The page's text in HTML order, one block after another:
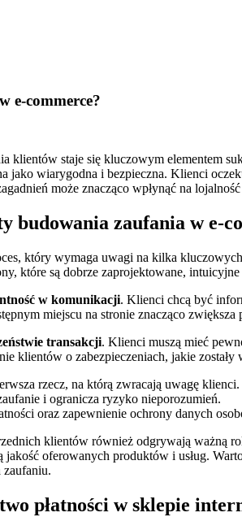
e-commerce?
klientów staje się kluczowym elementem
jako wiarygodna i bezpieczna. Klienci
może znacząco wpłynąć na
budowania zaufania w e-
który wymaga uwagi na kilka
które są dobrze zaprojektowane,
w komunikacji. Klienci chcą być
miejscu na stronie znacząco
transakcji. Klienci muszą mieć
klientów o zabezpieczeniach, jakie
rzecz, na którą zwracają uwagę klienci.
i ogranicza ryzyko nieporozumień.
oraz zapewnienie ochrony danych
klientów również odgrywają ważną
oferowanych produktów i usług.
zaufaniu.
płatności w sklepie